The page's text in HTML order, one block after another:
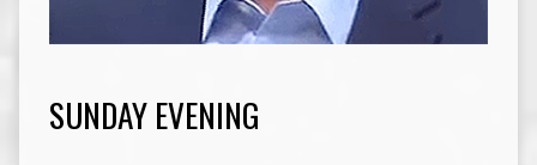
SUNDAY EVENING